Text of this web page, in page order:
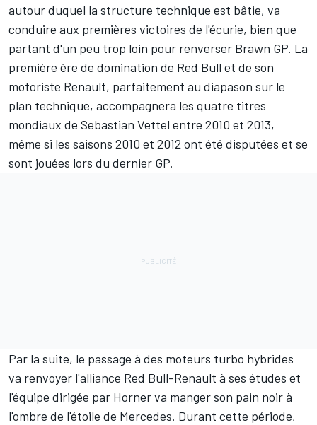
autour duquel la structure technique est bâtie, va
conduire aux premières victoires de l'écurie, bien que
partant d'un peu trop loin pour renverser Brawn GP. La
première ère de domination de Red Bull et de son
motoriste Renault, parfaitement au diapason sur le
plan technique, accompagnera les quatre titres
mondiaux de Sebastian Vettel entre 2010 et 2013,
même si les saisons 2010 et 2012 ont été disputées et se
sont jouées lors du dernier GP.
Par la suite, le passage à des moteurs turbo hybrides
va renvoyer l'alliance Red Bull-Renault à ses études et
l'équipe dirigée par Horner va manger son pain noir à
l'ombre de l'étoile de Mercedes. Durant cette période,